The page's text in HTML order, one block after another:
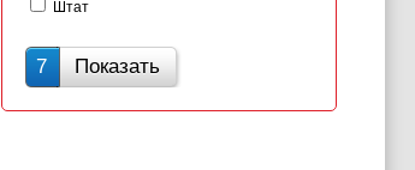
Штат
7 Показать